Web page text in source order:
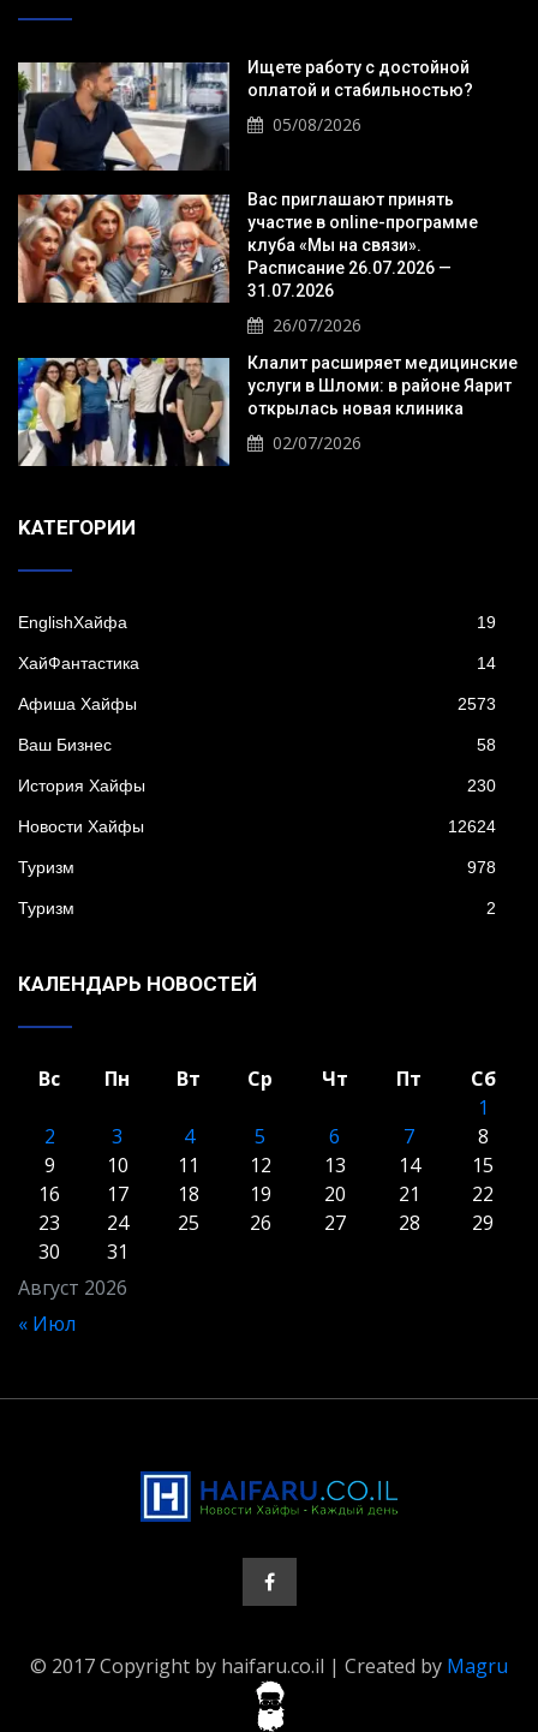
Ищете работу с достойной
оплатой и стабильностью?
05/08/2026
Вас приглашают принять
участие в online-программе
клуба «Мы на связи».
Расписание 26.07.2026 —
31.07.2026
26/07/2026
Клалит расширяет медицинские
услуги в Шломи: в районе Яарит
открылась новая клиника
02/07/2026
KАТЕГОРИИ
EnglishХайфа 19
XайФантастика 14
Афиша Хайфы 2573
Ваш Бизнес 58
История Хайфы 230
Новости Хайфы 12624
Туризм 978
Туризм 2
КАЛЕНДАРЬ НОВОСТЕЙ
Август 2026
Вс Пн Вт Ср Чт Пт
Сб
1
2
3 4 5 6 7
8
9
10 11 12 13 14
15
16
17 18 19 20 21
22
23
24 25 26 27 28
29
30
31
« Июл
© 2017 Copyright by haifaru.co.il | Created by Magru